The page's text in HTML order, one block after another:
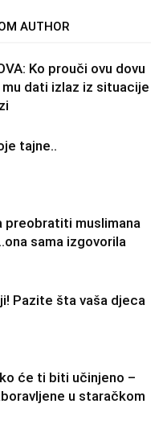
AUTHOR
Ko prouči ovu dovu
mu dati izlaz iz situacije
tajne..
preobratiti muslimana
sama izgovorila
Pazite šta vaša djeca
će ti biti učinjeno –
u staračkom